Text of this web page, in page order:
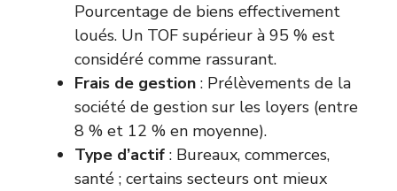
Pourcentage de biens effectivement
loués. Un TOF supérieur à 95 % est
considéré comme rassurant.
Frais de gestion : Prélèvements de la
société de gestion sur les loyers (entre
8 % et 12 % en moyenne).
Type d’actif : Bureaux, commerces,
santé ; certains secteurs ont mieux